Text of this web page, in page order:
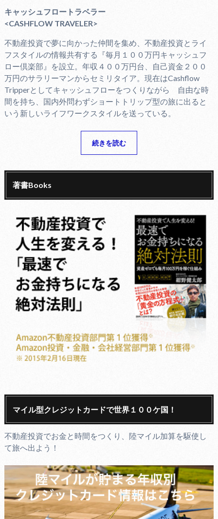
キャッシュフロートラベラー
<CASHFLOW TRAVELER>
不動産投資で夢に向かった仲間を集め、不動産投資とライ
フスタイルの情報共有する『毎月１００万円キャッシュフ
ロー倶楽部』を設立。年収４００万円台、自己資金２００
万円のサラリーマンからセミリタイア。現在はCashflow
Tripperとしてキャッシュフローをつくりながら 自由な時
間を持ち、国内外問わずショートトリップ型の旅に出ると
いう新しいライフワークスタイルを送っている。
続きを読む
著書Books
マイル型クレジットカードで世界１００ケ国！
不動産投資でお金と時間をつくり、陸マイル加算を駆使し
て旅へ出よう！